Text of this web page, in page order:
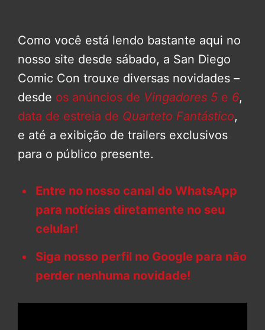
Como você está lendo bastante aqui no
nosso site desde sábado, a San Diego
Comic Con trouxe diversas novidades –
desde os anúncios de Vingadores 5 e 6,
data de estreia de Quarteto Fantástico,
e até a exibição de trailers exclusivos
para o público presente.
Entre no nosso canal do WhatsApp
para notícias diretamente no seu
celular!
Siga nosso perfil no Google para não
perder nenhuma novidade!